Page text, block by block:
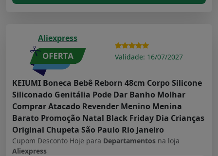
Aliexpress
Validade: 16/07/2027
KEIUMI Boneca Bebê Reborn 48cm Corpo Silicone
Siliconado Genitália Pode Dar Banho Molhar
Comprar Atacado Revender Menino Menina
Barato Promoção Natal Black Friday Dia Crianças
Original Chupeta São Paulo Rio Janeiro
Cupom Desconto Hoje para Departamentos na loja
Aliexpress